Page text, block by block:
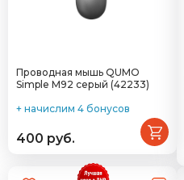
Проводная мышь QUMO
Simple M92 серый (42233)
+ начислим 4 бонусов
400 руб.